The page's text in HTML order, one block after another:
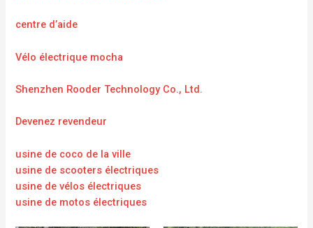
centre d’aide
Vélo électrique mocha
Shenzhen Rooder Technology Co., Ltd.
Devenez revendeur
usine de coco de la ville
usine de scooters électriques
usine de vélos électriques
usine de motos électriques